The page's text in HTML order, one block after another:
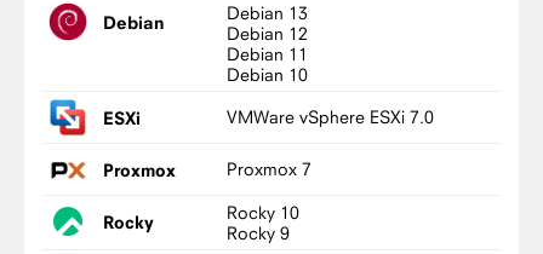
Debian
Debian 13
Debian 12
Debian 11
Debian 10
ESXi VMWare vSphere ESXi 7.0
Proxmox Proxmox 7
Rocky
Rocky 10
Rocky 9